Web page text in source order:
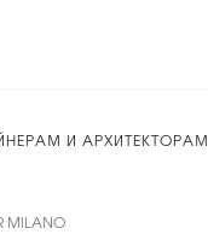
И АРХИТЕКТОРАМ
MILANO